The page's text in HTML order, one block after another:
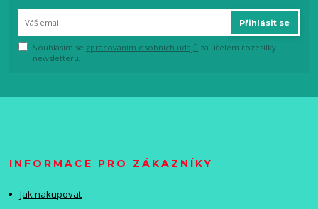
Přihlásit se
Souhlasím se zpracováním osobních údajů za účelem rozesílky
newsletteru.
INFORMACE PRO ZÁKAZNÍKY
Jak nakupovat